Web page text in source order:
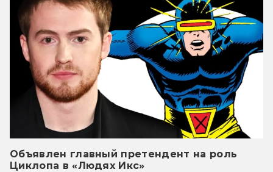
Объявлен главный претендент на роль
Циклопа в «Людях Икс»